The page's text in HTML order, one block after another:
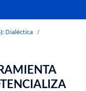
Dialéctica /